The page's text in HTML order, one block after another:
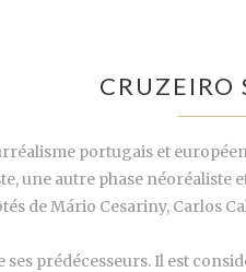
CRUZEIRO
portugais et
une autre phase néoréaliste
de Mário Cesariny, Carlos
prédécesseurs. Il est